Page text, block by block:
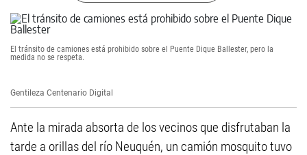
El tránsito de camiones está prohibido sobre el Puente Dique Ballester, pero la
medida no se respeta.
Gentileza Centenario Digital
Ante la mirada absorta de los vecinos que disfrutaban la
tarde a orillas del río Neuquén, un camión mosquito tuvo